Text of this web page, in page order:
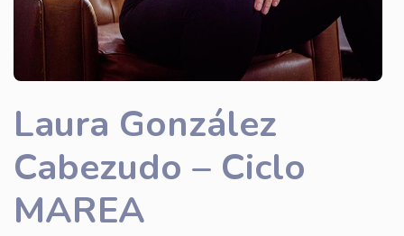
Laura González
Cabezudo – Ciclo
MAREA